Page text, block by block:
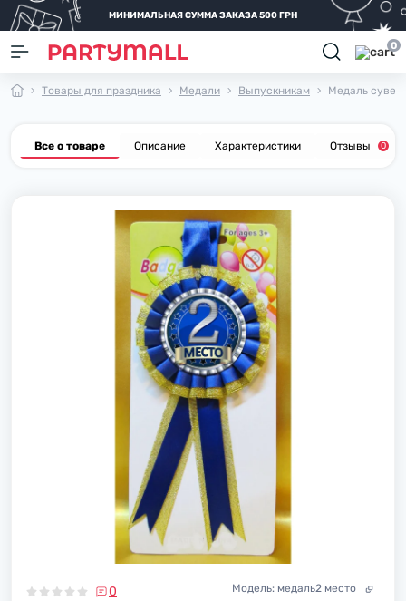
МИНИМАЛЬНАЯ СУММА ЗАКАЗА 500 ГРН
0
Товары для праздника Медали Выпускникам Медаль
Все о товаре Описание Характеристики Отзывы 0
0 Модель: медаль2 место